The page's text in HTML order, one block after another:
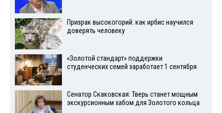
Призрак высокогорий: как ирбис научился
доверять человеку
«Золотой стандарт» поддержки
студенческих семей заработает 1 сентября
Сенатор Скаковская: Тверь станет мощным
экскурсионным хабом для Золотого кольца